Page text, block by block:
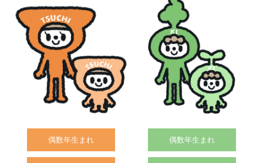
偶数年生まれ 偶数年生まれ